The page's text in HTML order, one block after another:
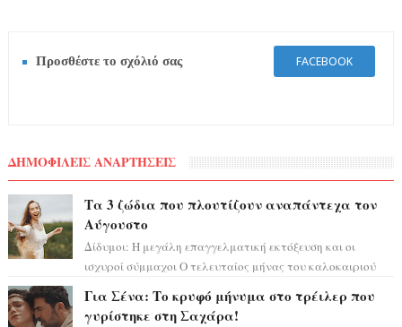
Προσθέστε το σχόλιό σας FACEBOOK
ΔΗΜΟΦΙΛΕΙΣ ΑΝΑΡΤΗΣΕΙΣ
Τα 3 ζώδια που πλουτίζουν αναπάντεχα τον
Αύγουστο
Δίδυμοι: Η μεγάλη επαγγελματική εκτόξευση και οι
ισχυροί σύμμαχοι Ο τελευταίος μήνας του καλοκαιριού
Για Σένα: Το κρυφό μήνυμα στο τρέιλερ που
γυρίστηκε στη Σαχάρα!